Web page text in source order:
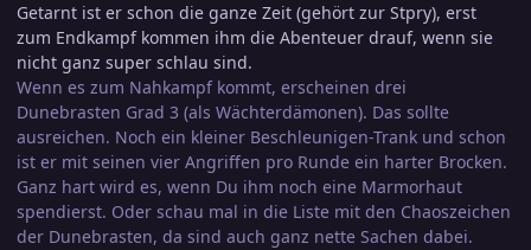
Getarnt ist er schon die ganze Zeit (gehört zur Stpry), erst
zum Endkampf kommen ihm die Abenteuer drauf, wenn sie
nicht ganz super schlau sind.
Wenn es zum Nahkampf kommt, erscheinen drei
Dunebrasten Grad 3 (als Wächterdämonen). Das sollte
ausreichen. Noch ein kleiner Beschleunigen-Trank und schon
ist er mit seinen vier Angriffen pro Runde ein harter Brocken.
Ganz hart wird es, wenn Du ihm noch eine Marmorhaut
spendierst. Oder schau mal in die Liste mit den Chaoszeichen
der Dunebrasten, da sind auch ganz nette Sachen dabei.